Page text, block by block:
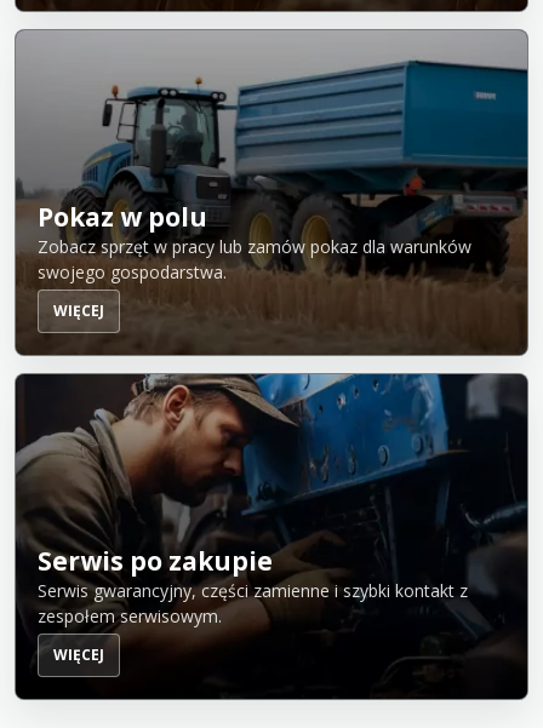
Pokaz w polu
Zobacz sprzęt w pracy lub zamów pokaz dla warunków
swojego gospodarstwa.
WIĘCEJ
Serwis po zakupie
Serwis gwarancyjny, części zamienne i szybki kontakt z
zespołem serwisowym.
WIĘCEJ